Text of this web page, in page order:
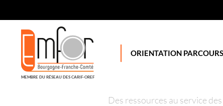
MEMBRE DU RÉSEAU DES CARIF-OREF
ORIENTATION PARCOURS
Des ressources au service